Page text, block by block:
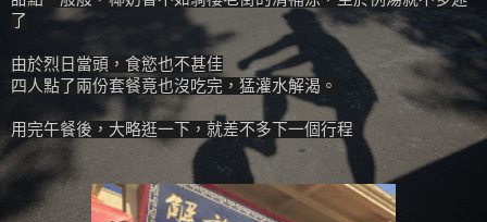
了
由於烈日當頭，食慾也不甚佳
四人點了兩份套餐竟也沒吃完，猛灌水解渴。
用完午餐後，大略逛一下，就差不多下一個行程